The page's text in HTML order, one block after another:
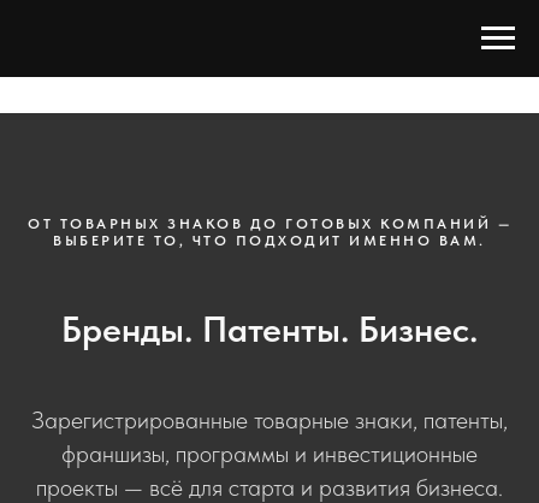
ОТ ТОВАРНЫХ ЗНАКОВ ДО ГОТОВЫХ КОМПАНИЙ —
ВЫБЕРИТЕ ТО, ЧТО ПОДХОДИТ ИМЕННО ВАМ.
Бренды. Патенты. Бизнес.
Зарегистрированные товарные знаки, патенты,
франшизы, программы и инвестиционные
проекты — всё для старта и развития бизнеса.